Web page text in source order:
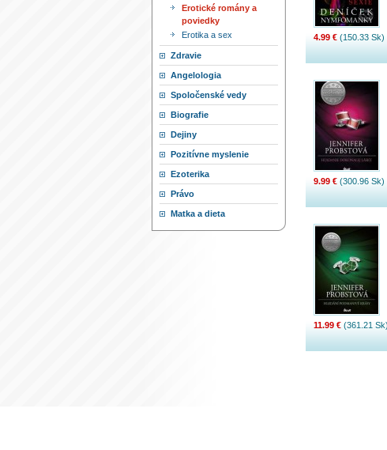
Erotické romány a
poviedky
Erotika a sex
Zdravie
Angelologia
Spoločenské vedy
Biografie
Dejiny
Pozitívne myslenie
Ezoterika
Právo
Matka a dieta
4.99 € (150.33 Sk)
9.99 € (300.96 Sk)
11.99 € (361.21 Sk)